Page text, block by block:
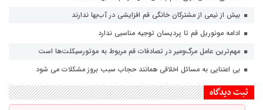
بیش از نیمی از مشترکان خانگی قم افزایشی در آب‌بها ندارند
ادامه مونوریل قم تا پردیسان توجیه مناسبی ندارد
مهم‌ترین عامل مرگ‌ومیر در تصادفات قم مربوط به موتورسیکلت‌ها است
بی اعتنایی به مسائل اخلاقی همانند حجاب سبب بروز مشکلات می شود
ثبت دیدگاه